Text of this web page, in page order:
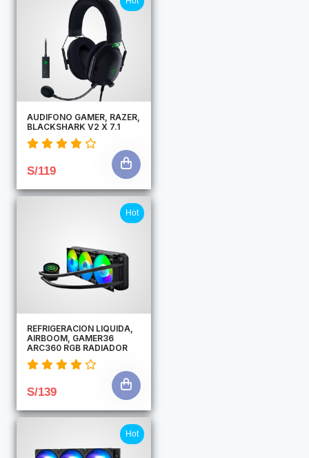
AUDIFONO GAMER, RAZER,
BLACKSHARK V2 X 7.1
S/119
Hot
REFRIGERACION LIQUIDA,
AIRBOOM, GAMER36
ARC360 RGB RADIADOR
S/139
Hot